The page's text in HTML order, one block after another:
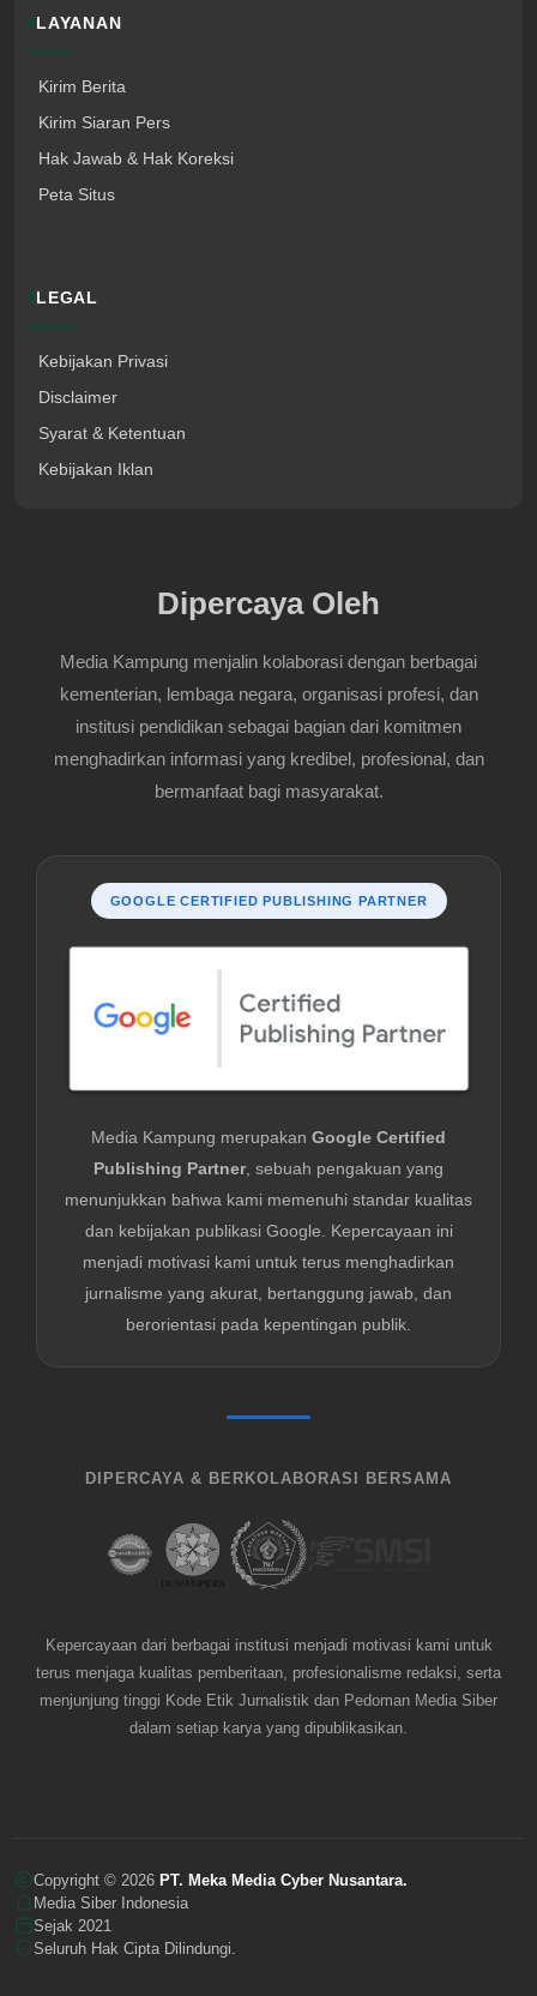
LAYANAN
Kirim Berita
Kirim Siaran Pers
Hak Jawab & Hak Koreksi
Peta Situs
LEGAL
Kebijakan Privasi
Disclaimer
Syarat & Ketentuan
Kebijakan Iklan
Dipercaya Oleh
Media Kampung menjalin kolaborasi dengan berbagai
kementerian, lembaga negara, organisasi profesi, dan
institusi pendidikan sebagai bagian dari komitmen
menghadirkan informasi yang kredibel, profesional, dan
bermanfaat bagi masyarakat.
GOOGLE CERTIFIED PUBLISHING PARTNER
Media Kampung merupakan Google Certified
Publishing Partner, sebuah pengakuan yang
menunjukkan bahwa kami memenuhi standar kualitas
dan kebijakan publikasi Google. Kepercayaan ini
menjadi motivasi kami untuk terus menghadirkan
jurnalisme yang akurat, bertanggung jawab, dan
berorientasi pada kepentingan publik.
DIPERCAYA & BERKOLABORASI BERSAMA
Kepercayaan dari berbagai institusi menjadi motivasi kami untuk
terus menjaga kualitas pemberitaan, profesionalisme redaksi, serta
menjunjung tinggi Kode Etik Jurnalistik dan Pedoman Media Siber
dalam setiap karya yang dipublikasikan.
Copyright © 2026 PT. Meka Media Cyber Nusantara.
Media Siber Indonesia
Sejak 2021
Seluruh Hak Cipta Dilindungi.